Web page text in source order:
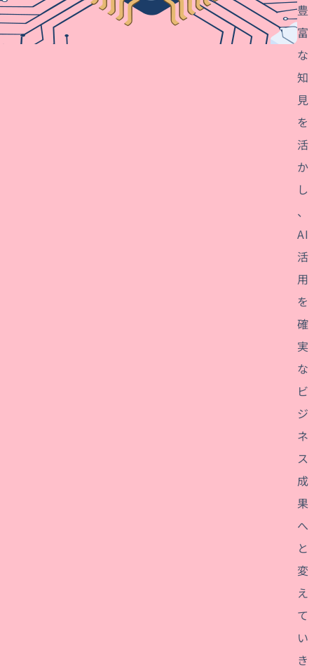
豊
富
な
知
見
を
活
か
し
、
AI
活
用
を
確
実
な
ビ
ジ
ネ
ス
成
果
へ
と
変
え
て
い
き